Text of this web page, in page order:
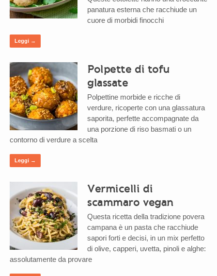
panatura esterna che racchiude un
cuore di morbidi finocchi
Leggi →
Polpette di tofu
glassate
Polpettine morbide e ricche di
verdure, ricoperte con una glassatura
saporita, perfette accompagnate da
una porzione di riso basmati o un
contorno di verdure a scelta
Leggi →
Vermicelli di
scammaro vegan
Questa ricetta della tradizione povera
campana è un pasta che racchiude
sapori forti e decisi, in un mix perfetto
di olive, capperi, uvetta, pinoli e alghe:
assolutamente da provare